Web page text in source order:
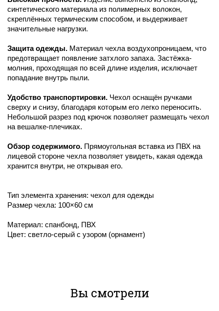
синтетического материала из полимерных волокон,
скреплённых термическим способом, и выдерживает
значительные нагрузки.
Защита одежды. Материал чехла воздухопроницаем, что
предотвращает появление затхлого запаха. Застёжка-
молния, проходящая по всей длине изделия, исключает
попадание внутрь пыли.
Удобство транспортировки. Чехол оснащён ручками
сверху и снизу, благодаря которым его легко переносить.
Небольшой разрез под крючок позволяет размещать чехол
на вешалке-плечиках.
Обзор содержимого. Прямоугольная вставка из ПВХ на
лицевой стороне чехла позволяет увидеть, какая одежда
хранится внутри, не открывая его.
Тип элемента хранения: чехол для одежды
Размер чехла: 100×60 см
Материал: спанбонд, ПВХ
Цвет: светло-серый с узором (орнамент)
Вы смотрели